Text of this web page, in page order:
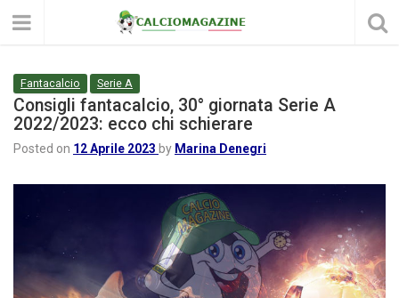
Fantacalcio Serie A
Consigli fantacalcio, 30° giornata Serie A
2022/2023: ecco chi schierare
Posted on 12 Aprile 2023 by Marina Denegri